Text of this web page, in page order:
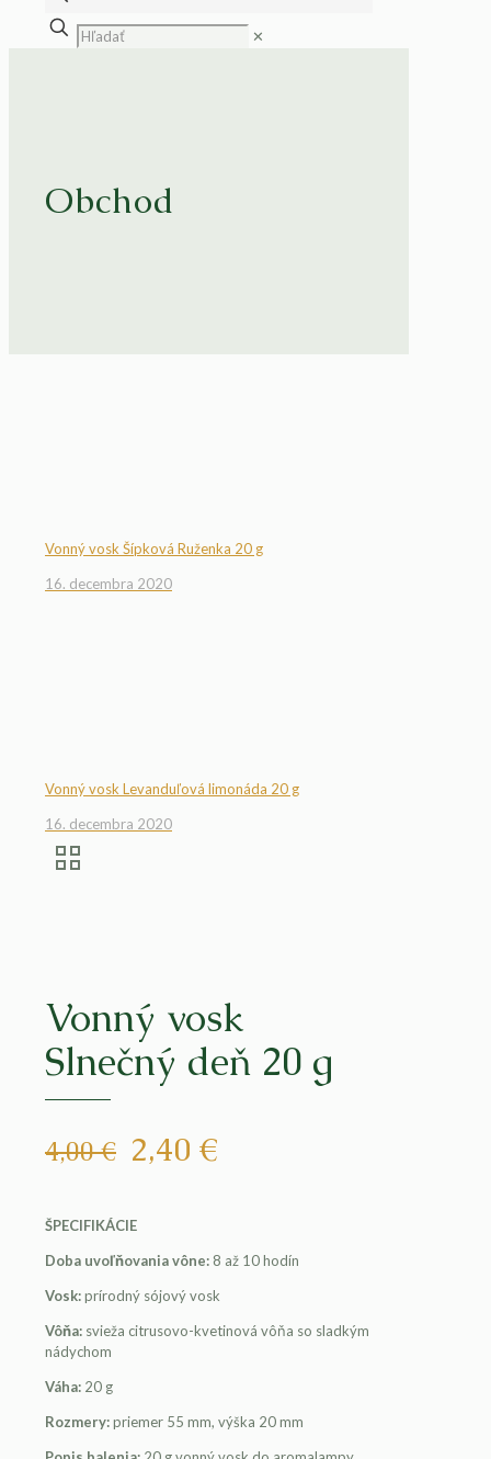
✕
Obchod
Vonný vosk Šípková Ruženka 20 g
16. decembra 2020
Vonný vosk Levanduľová limonáda 20 g
16. decembra 2020
Vonný vosk
Slnečný deň 20 g
4,00€ Pôvodná
bola:
4,00 €.
2,40 €
2,40 €.
ŠPECIFIKÁCIE
Doba uvoľňovania vône: 8 až 10 hodín
Vosk:prírodný sójový vosk
Vôňa: svieža citrusovo-kvetinová vôňa so sladkým
nádychom
Váha: 20 g
Rozmery:priemer 55 mm, výška 20 mm